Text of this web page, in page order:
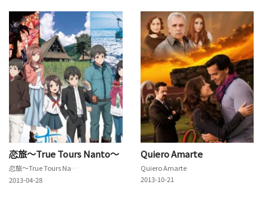
恋旅～True Tours Nanto～
恋旅～True Tours Nanto～
2013-04-28
Quiero Amarte
Quiero Amarte
2013-10-21